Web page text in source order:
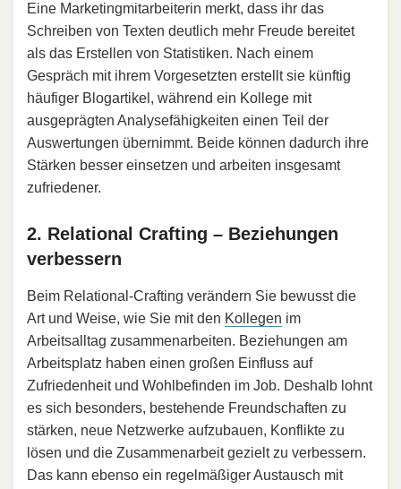
Eine Marketingmitarbeiterin merkt, dass ihr das
Schreiben von Texten deutlich mehr Freude bereitet
als das Erstellen von Statistiken. Nach einem
Gespräch mit ihrem Vorgesetzten erstellt sie künftig
häufiger Blogartikel, während ein Kollege mit
ausgeprägten Analysefähigkeiten einen Teil der
Auswertungen übernimmt. Beide können dadurch ihre
Stärken besser einsetzen und arbeiten insgesamt
zufriedener.
2. Relational Crafting – Beziehungen
verbessern
Beim Relational-Crafting verändern Sie bewusst die
Art und Weise, wie Sie mit den Kollegen im
Arbeitsalltag zusammenarbeiten. Beziehungen am
Arbeitsplatz haben einen großen Einfluss auf
Zufriedenheit und Wohlbefinden im Job. Deshalb lohnt
es sich besonders, bestehende Freundschaften zu
stärken, neue Netzwerke aufzubauen, Konflikte zu
lösen und die Zusammenarbeit gezielt zu verbessern.
Das kann ebenso ein regelmäßiger Austausch mit